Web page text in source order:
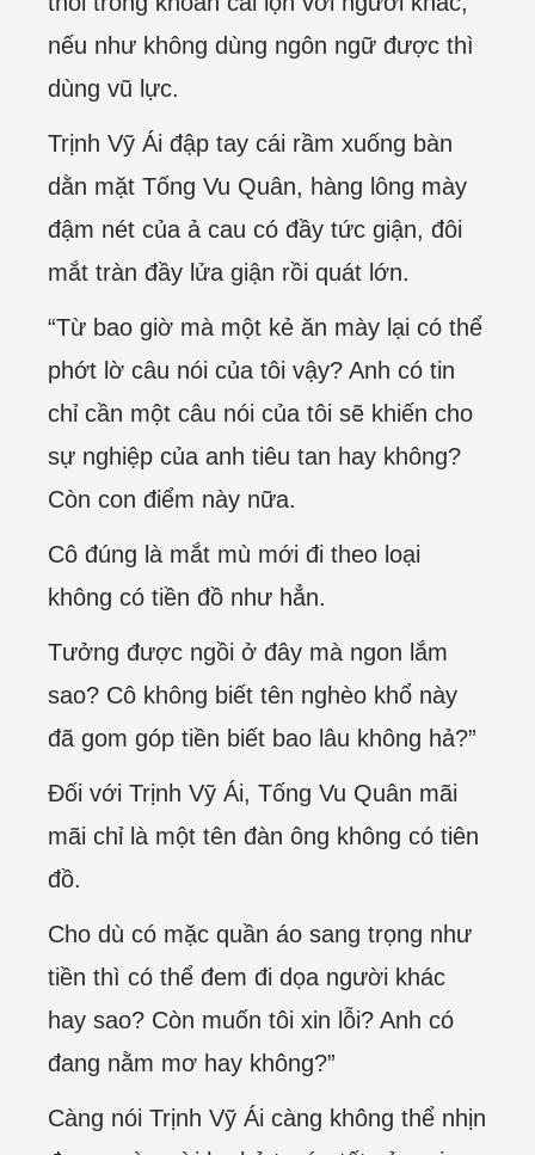
nếu như không dùng ngôn ngữ được thì
dùng vũ lực.
Trịnh Vỹ Ái đập tay cái rầm xuống bàn
dằn mặt Tống Vu Quân, hàng lông mày
đậm nét của ả cau có đầy tức giận, đôi
mắt tràn đầy lửa giận rồi quát lớn.
“Từ bao giờ mà một kẻ ăn mày lại có thể
phớt lờ câu nói của tôi vậy? Anh có tin
chỉ cần một câu nói của tôi sẽ khiến cho
sự nghiệp của anh tiêu tan hay không?
Còn con điểm này nữa.
Cô đúng là mắt mù mới đi theo loại
không có tiền đồ như hẳn.
Tưởng được ngồi ở đây mà ngon lắm
sao? Cô không biết tên nghèo khổ này
đã gom góp tiền biết bao lâu không hả?”
Đối với Trịnh Vỹ Ái, Tống Vu Quân mãi
mãi chỉ là một tên đàn ông không có tiên
đồ.
Cho dù có mặc quần áo sang trọng như
tiền thì có thể đem đi dọa người khác
hay sao? Còn muốn tôi xin lỗi? Anh có
đang nằm mơ hay không?”
Càng nói Trịnh Vỹ Ái càng không thể nhịn